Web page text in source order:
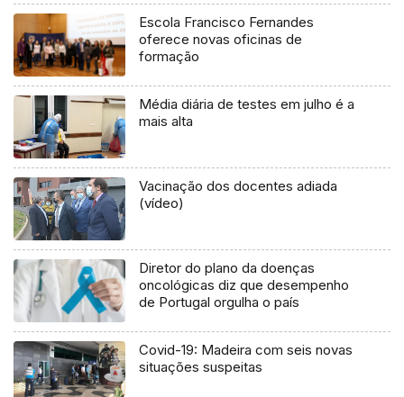
Escola Francisco Fernandes
oferece novas oficinas de
formação
Média diária de testes em julho é a
mais alta
Vacinação dos docentes adiada
(vídeo)
Diretor do plano da doenças
oncológicas diz que desempenho
de Portugal orgulha o país
Covid-19: Madeira com seis novas
situações suspeitas